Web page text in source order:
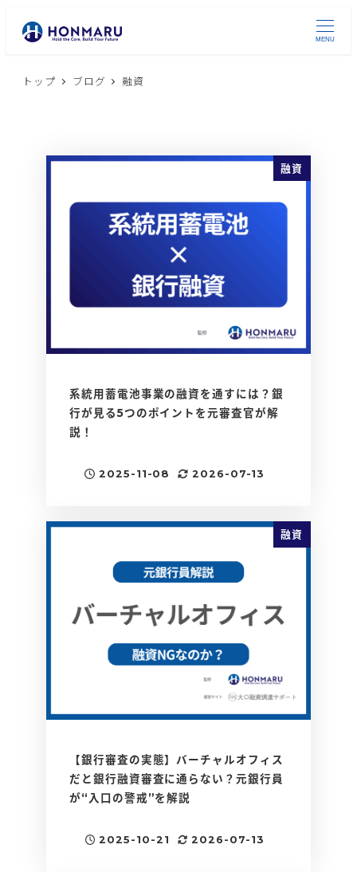
MENU
トップ ブログ 融資
融資
系統用蓄電池事業の融資を通すには？銀
行が見る5つのポイントを元審査官が解
説！
投稿日
2025-11-08
更新日
2026-07-13
融資
【銀行審査の実態】バーチャルオフィス
だと銀行融資審査に通らない？元銀行員
が“入口の警戒”を解説
投稿日
2025-10-21
更新日
2026-07-13